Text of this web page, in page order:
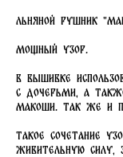
Льняной рушник
Мощный узор.
В вышивке
с дочерьми, а
Макоши. Так же и
Такое сочетание
живительную силу,